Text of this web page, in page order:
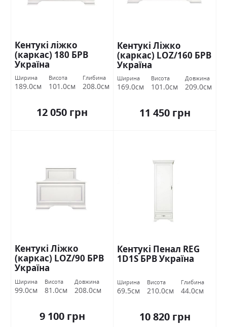
Кентукі ліжко
(каркас) 180 БРВ
Україна
Ширина
189.0см
Висота
101.0см
Глибина
208.0см
12 050 грн
Кентукі Ліжко
(каркас) LOZ/160 БРВ
Україна
Ширина
169.0см
Висота
101.0см
Довжина
209.0см
11 450 грн
Кентукі Ліжко
(каркас) LOZ/90 БРВ
Україна
Ширина
99.0см
Висота
81.0см
Довжина
208.0см
9 100 грн
Кентукі Пенал REG
1D1S БРВ Україна
Ширина
69.5см
Висота
210.0см
Глибина
44.0см
10 820 грн